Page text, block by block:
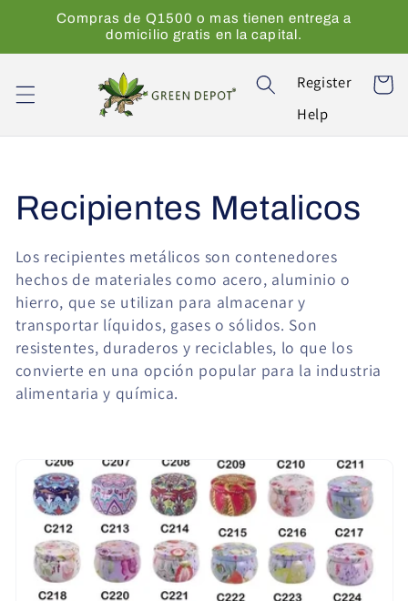
directamente
Compras de Q1500 o mas tienen entrega a
domicilio gratis en la capital.
Register
Help
Carrito
C
o
l
e
c
ó
n
Recipientes Metalicos
Los recipientes metálicos son contenedores
hechos de materiales como acero, aluminio o
hierro, que se utilizan para almacenar y
transportar líquidos, gases o sólidos. Son
resistentes, duraderos y reciclables, lo que los
convierte en una opción popular para la industria
alimentaria y química.